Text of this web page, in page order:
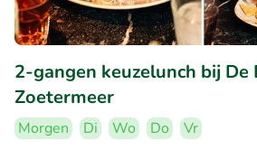
2-gangen keuzelunch bij De
Zoetermeer
Morgen Di Wo Do
Vr